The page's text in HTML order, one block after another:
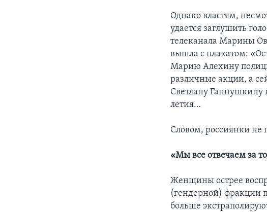
Однако властям,
удается заглушить
телеканала Марины
вышла с плакатом:
Марию Алехину
различные акции, а
Светлану Ганнушкину
летия…
Словом, россиянки не
«Мы все отвечаем за
Женщины острее
(гендерной) фракции
больше